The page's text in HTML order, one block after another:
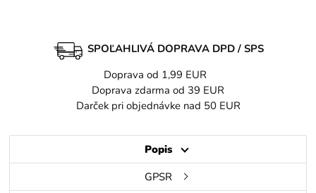
SPOĽAHLIVÁ DOPRAVA DPD / SPS
Doprava od 1,99 EUR
Doprava zdarma od 39 EUR
Darček pri objednávke nad 50 EUR
Popis
GPSR